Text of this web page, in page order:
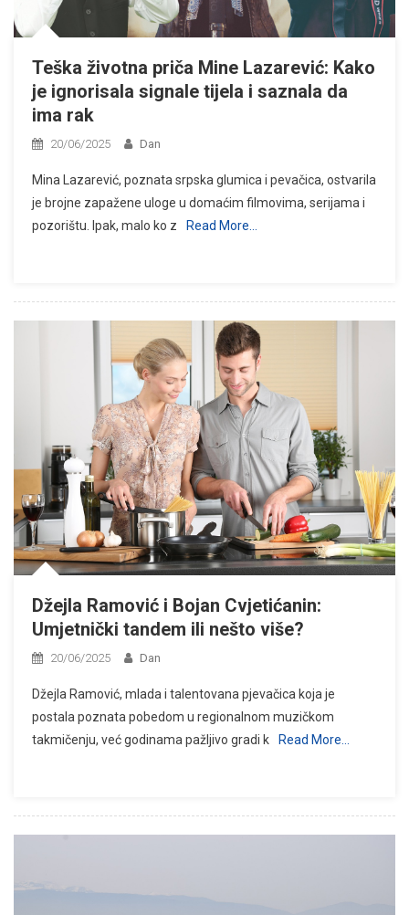
Teška životna priča Mine Lazarević: Kako
je ignorisala signale tijela i saznala da
ima rak
20/06/2025 Dan
Mina Lazarević, poznata srpska glumica i pevačica, ostvarila
je brojne zapažene uloge u domaćim filmovima, serijama i
pozorištu. Ipak, malo ko z
Read More…
Džejla Ramović i Bojan Cvjetićanin:
Umjetnički tandem ili nešto više?
20/06/2025 Dan
Džejla Ramović, mlada i talentovana pjevačica koja je
postala poznata pobedom u regionalnom muzičkom
takmičenju, već godinama pažljivo gradi k
Read More…